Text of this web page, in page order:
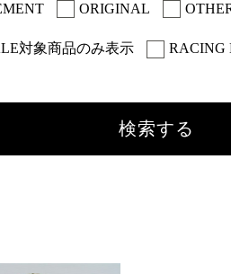
ORIGINAL
対象商品のみ表示 RACING